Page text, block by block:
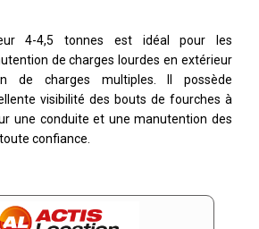
4-4,5 tonnes est idéal pour les
de charges lourdes en extérieur
de charges multiples. Il possède
visibilité des bouts de fourches à
une conduite et une manutention des
confiance.